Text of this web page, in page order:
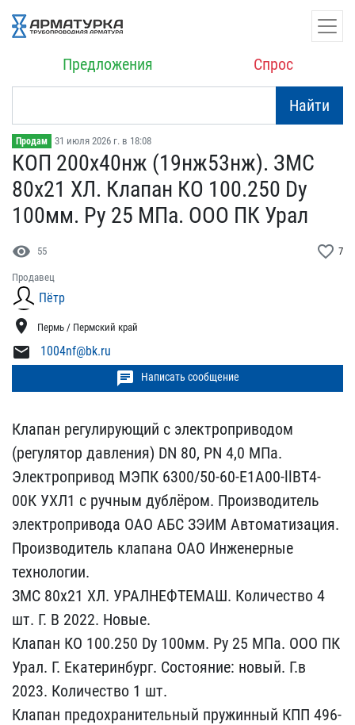
Предложения Спрос
Найти
Продам 31 июля 2026 г. в 18:08
КОП 200х40нж (19нж53нж).​ ЗМС
80х21 ХЛ. Клапан КО​ 100.250 Dy
100мм. Py 25​ MПа. ООО ПК Урал
visibility 55 favorite_border 7
Продавец
Пётр
location_on Пермь / Пермский край
mail 1004nf@bk.ru
chat Написать сообщение
Клапан регулирующий с эл​ектроприводом
(регулятор​ давления) DN 80, PN 4,0​ МПа.
Электропривод МЭПК​ 6300/50-60-Е1А00-llBT4-​
00К УХЛ1 с ручным дублёр​ом. Производитель
электр​опривода ОАО АБС ЗЭИМ Ав​томатизация.
Производите​ль клапана ОАО Инженерны​е
технологии.
ЗМС 80х21 ​ХЛ. УРАЛНЕФТЕМАШ. Количе​ство 4
шт. Г. В 2022. Но​вые.
Клапан КО 100.250 D​y 100мм. Py 25 MПа. ООО ​ПК
Урал. Г. Екатеринбург​. Состояние: новый. Г.в ​
2023. Количество 1 шт.
К​лапан предохранительный ​пружинный КПП 496-